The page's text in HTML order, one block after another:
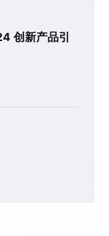
创新产品引